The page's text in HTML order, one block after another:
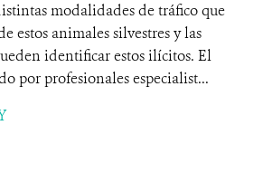
modalidades de tráfico que
estos animales silvestres y las
identificar estos ilícitos. El
por profesionales especialist...